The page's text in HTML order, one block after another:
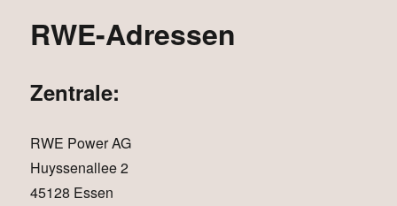
unterlassen!
RWE-Adressen
Zentrale:
RWE Power AG
Huyssenallee 2
45128 Essen